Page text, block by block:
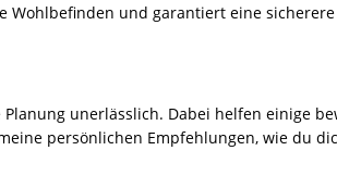
Wohlbefinden und garantiert eine sicherere
unerlässlich. Dabei helfen einige
persönlichen Empfehlungen, wie du